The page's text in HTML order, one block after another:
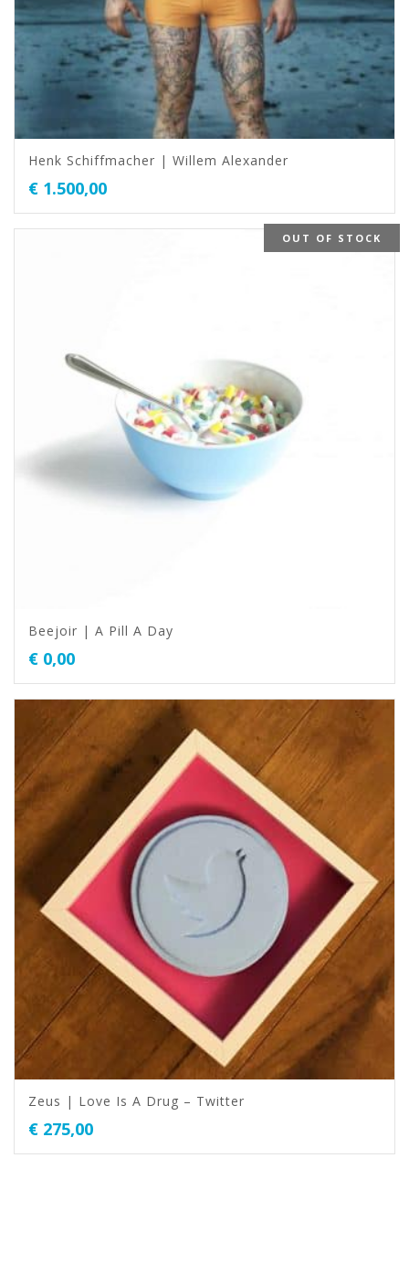
Henk Schiffmacher | Willem Alexander
€ 1.500,00
OUT OF STOCK
Beejoir | A Pill A Day
€ 0,00
Zeus | Love Is A Drug – Twitter
€ 275,00